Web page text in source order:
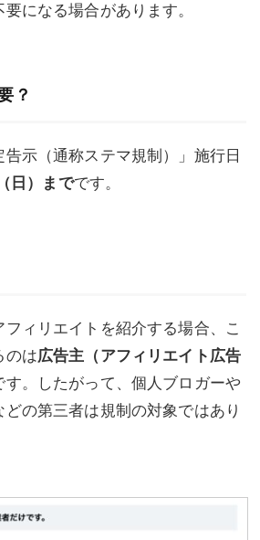
になる場合があります。
？
告示（通称ステマ規制）」施行日
日）までです。
ィリエイトを紹介する場合、こ
のは広告主（アフィリエイト広告
す。したがって、個人ブロガーや
の第三者は規制の対象ではあり